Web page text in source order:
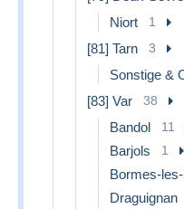
Niort 1
[81] Tarn 3
Sonstige &
[83] Var 38
Bandol 11
Barjols 1
Bormes-
Draguignan